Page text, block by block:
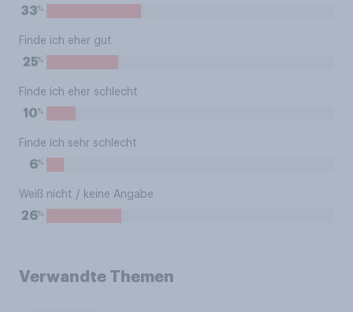
33%
Finde ich eher gut
25%
Finde ich eher schlecht
10%
Finde ich sehr schlecht
6%
Weiß nicht / keine Angabe
26%
Verwandte Themen